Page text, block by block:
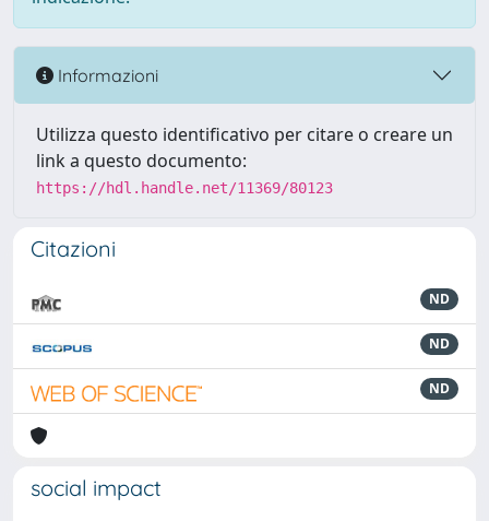
Informazioni
Utilizza questo identificativo per citare o creare un
link a questo documento:
https://hdl.handle.net/11369/80123
Citazioni
ND
ND
ND
social impact